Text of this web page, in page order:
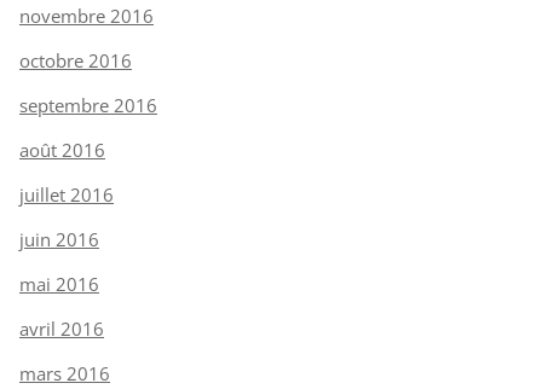
novembre 2016
octobre 2016
septembre 2016
août 2016
juillet 2016
juin 2016
mai 2016
avril 2016
mars 2016